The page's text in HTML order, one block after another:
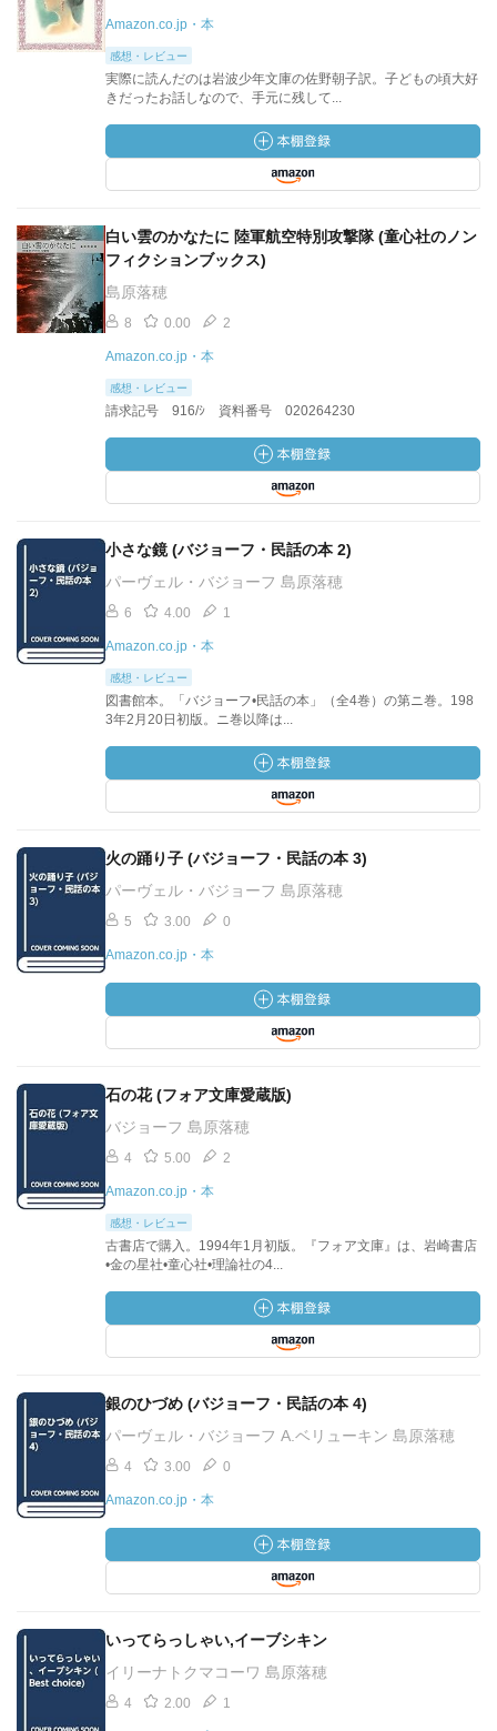
Amazon.co.jp・本
感想・レビュー
実際に読んだのは岩波少年文庫の佐野朝子訳。子どもの頃大好
きだったお話しなので、手元に残して...
白い雲のかなたに 陸軍航空特別攻撃隊 (童心社のノン
フィクションブックス)
島原落穂
8 0.00 2
Amazon.co.jp・本
感想・レビュー
請求記号 916/ｼ 資料番号 020264230
小さな鏡 (バジョーフ・民話の本 2)
パーヴェル・バジョーフ 島原落穂
6 4.00 1
Amazon.co.jp・本
感想・レビュー
図書館本。「バジョーフ•民話の本」（全4巻）の第ニ巻。198
3年2月20日初版。ニ巻以降は...
火の踊り子 (バジョーフ・民話の本 3)
パーヴェル・バジョーフ 島原落穂
5 3.00 0
Amazon.co.jp・本
石の花 (フォア文庫愛蔵版)
バジョーフ 島原落穂
4 5.00 2
Amazon.co.jp・本
感想・レビュー
古書店で購入。1994年1月初版。『フォア文庫』は、岩崎書店
•金の星社•童心社•理論社の4...
銀のひづめ (バジョーフ・民話の本 4)
パーヴェル・バジョーフ A.ベリューキン 島原落穂
4 3.00 0
Amazon.co.jp・本
いってらっしゃい,イーブシキン
イリーナトクマコーワ 島原落穂
4 2.00 1